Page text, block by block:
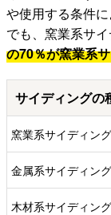
や使用する条件
でも、窯業系サイ
の70％が窯業系
サイディングの
窯業系サイディング
金属系サイディング
木材系サイディング